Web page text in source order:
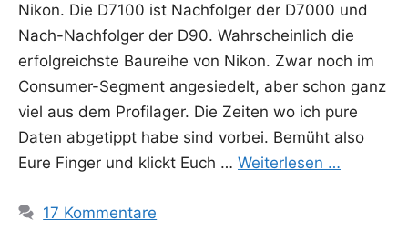
Nikon. Die D7100 ist Nach­fol­ger der D7000 und
Nach-Nach­­fol­­ger der D90. Wahr­schein­lich die
erfolg­reichs­te Bau­rei­he von Nikon. Zwar noch im
Con­­su­­mer-Seg­­ment ange­sie­delt, aber schon ganz
viel aus dem Pro­fi­la­ger. Die Zei­ten wo ich pure
Daten abge­tippt habe sind vor­bei. Bemüht also
Eure Fin­ger und klickt Euch … Wei­ter­le­sen …
17 Kommentare